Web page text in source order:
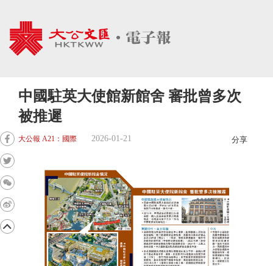
中國駐英大使館新館舍 審批曾多次
被推遲
大公報 A21：國際 2026-01-21 分享